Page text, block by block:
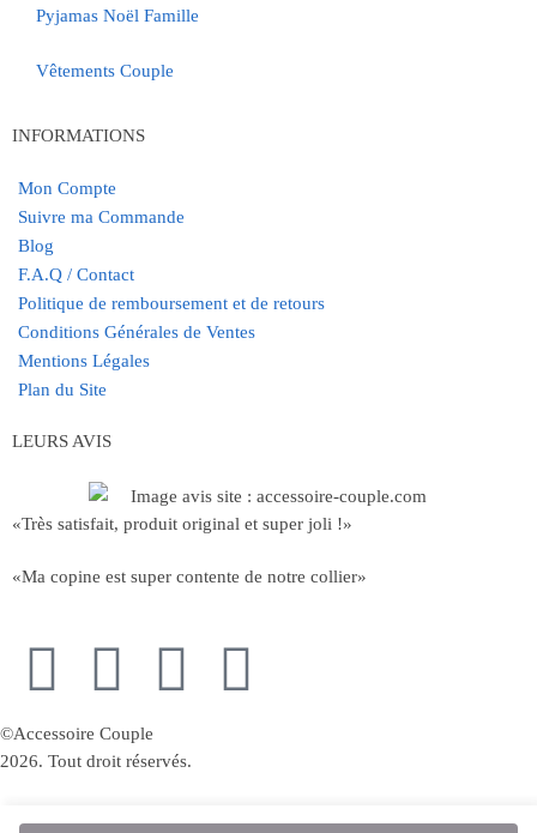
Pyjamas Noël Famille
Vêtements Couple
INFORMATIONS
Mon Compte
Suivre ma Commande
Blog
F.A.Q / Contact
Politique de remboursement et de retours
Conditions Générales de Ventes
Mentions Légales
Plan du Site
LEURS AVIS
«Très satisfait, produit original et super joli !»
«Ma copine est super contente de notre collier»
©Accessoire Couple
2026. Tout droit réservés.